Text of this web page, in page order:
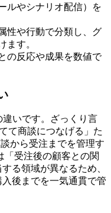
ルやシナリオ配信）を
性や行動で分類し、グ
ます。
の反応や成果を数値で
違いです。ざっくり言
て商談につなげる」た
から受注までを管理す
「受注後の顧客との関
る領域が異なるため、
後までを一気通貫で管